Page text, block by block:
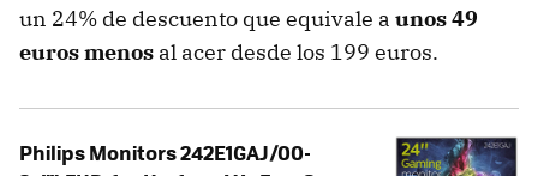
un 24% de descuento que equivale a unos 49
euros menos al acer desde los 199 euros.
Philips Monitors 242E1GAJ/00-